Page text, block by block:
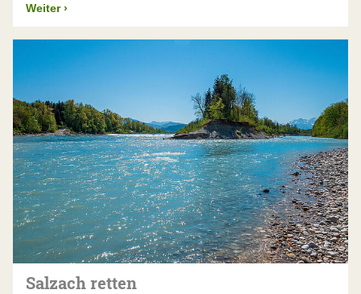
Weiter ›
Salzach retten